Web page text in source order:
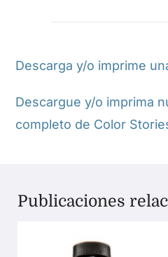
Descarga y/o imprime
Descargue y/o imprima
completo de Color
Publicaciones